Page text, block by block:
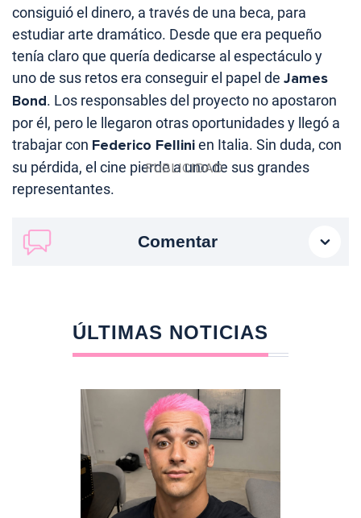
consiguió el dinero, a través de una beca, para
estudiar arte dramático. Desde que era pequeño
tenía claro que quería dedicarse al espectáculo y
uno de sus retos era conseguir el papel de James
Bond. Los responsables del proyecto no apostaron
por él, pero le llegaron otras oportunidades y llegó a
trabajar con Federico Fellinien Italia. Sin duda, con
su pérdida, el cine pierde a uno de sus grandes
representantes.
Comentar
ÚLTIMAS NOTICIAS